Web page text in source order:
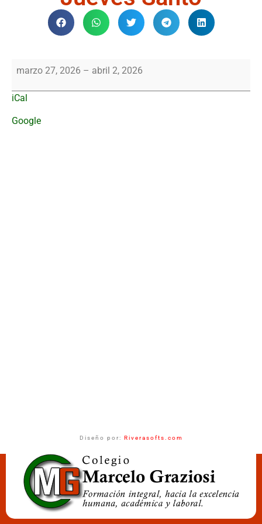
marzo 27, 2026 – abril 2, 2026
iCal
Google
Diseño por: Riverasofts.com